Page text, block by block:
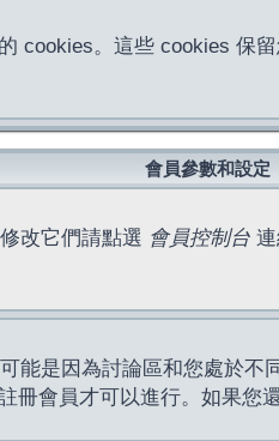
cookies。這些 cookies
會員參數和設定
改它們請點選 會員控制台
能是因為討論區和您處於
會員才可以進行。如果您